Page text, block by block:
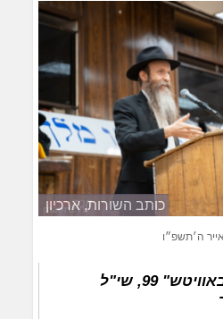
כותב השורות, ארכיון
ה׳תשפ״ו
מתוך "אוצרות ליובאוויטש" 99, שי"ל